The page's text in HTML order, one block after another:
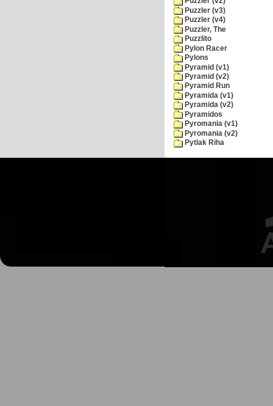
Puzzler (v3)
Puzzler (v4)
Puzzler, The
Puzzlito
Pylon Racer
Pylons
Pyramid (v1)
Pyramid (v2)
Pyramid Run
Pyramida (v1)
Pyramida (v2)
Pyramidos
Pyromania (v1)
Pyromania (v2)
Pytlak Riha